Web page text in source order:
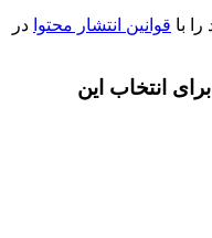
با قوانین انتشار محتوا در
انتخاب این